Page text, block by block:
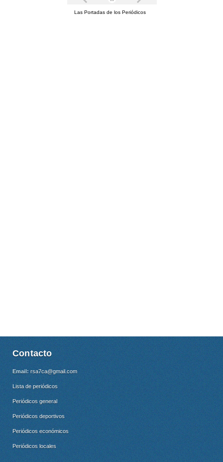
Las Portadas de los Periódicos
Contacto
Email: rsa7ca@gmail.com
Lista de periódicos
Periódicos general
Periódicos deportivos
Periódicos económicos
Periódicos locales